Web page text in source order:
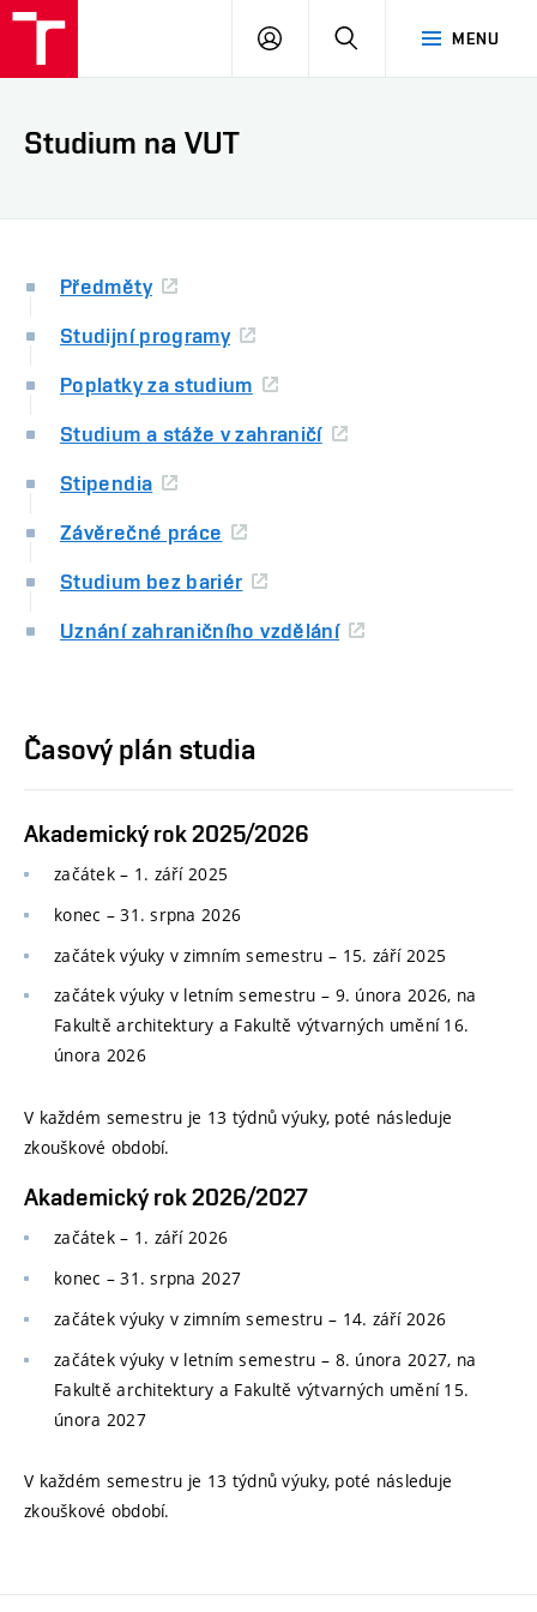
MENU
PŘIHLÁSIT
Studium na VUT
Předměty
Studijní programy
Poplatky za studium
Studium a stáže v zahraničí
Stipendia
Závěrečné práce
Studium bez bariér
Uznání zahraničního vzdělání
Časový plán studia
Akademický rok 2025/2026
začátek – 1. září 2025
konec –31. srpna 2026
začátek výuky v zimním semestru – 15. září 2025
začátek výuky v letním semestru – 9. února 2026, na
Fakultě architektury a Fakultě výtvarných umění 16.
února 2026
V každém semestru je 13 týdnů výuky, poté následuje
zkouškové období.
Akademický rok 2026/2027
začátek – 1. září 2026
konec –31. srpna 2027
začátek výuky v zimním semestru – 14. září 2026
začátek výuky v letním semestru – 8. února 2027, na
Fakultě architektury a Fakultě výtvarných umění 15.
února 2027
V každém semestru je 13 týdnů výuky, poté následuje
zkouškové období.